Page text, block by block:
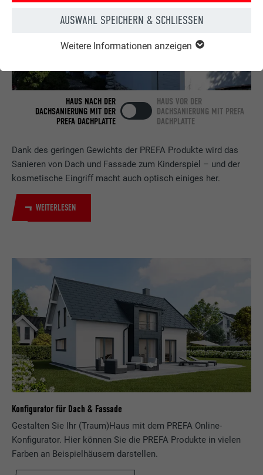
AUSWAHL SPEICHERN & SCHLIESSEN
Weitere Informationen anzeigen
Dank des geringen Gewichts der PREFA Produkte wird das
Sanieren von Dach und Fassade zum Kinderspiel – und der
kosmetische Eingriff macht auch optisch einiges her.
WEITERLESEN
HAUS NACH DER
DACHSANIERUNG MIT DER
PREFA DACHPLATTE
HAUS VOR DER
DACHSANIERUNG MIT PREFA
DACHPLATTE
Konfigurator für Dach & Fassade
Gestalten Sie Ihr (Traum)Haus mit dem PREFA Online-
Konfigurator. Hier können Sie die PREFA Produkte in vielen
Farben an Beispielhäusern darstellen.